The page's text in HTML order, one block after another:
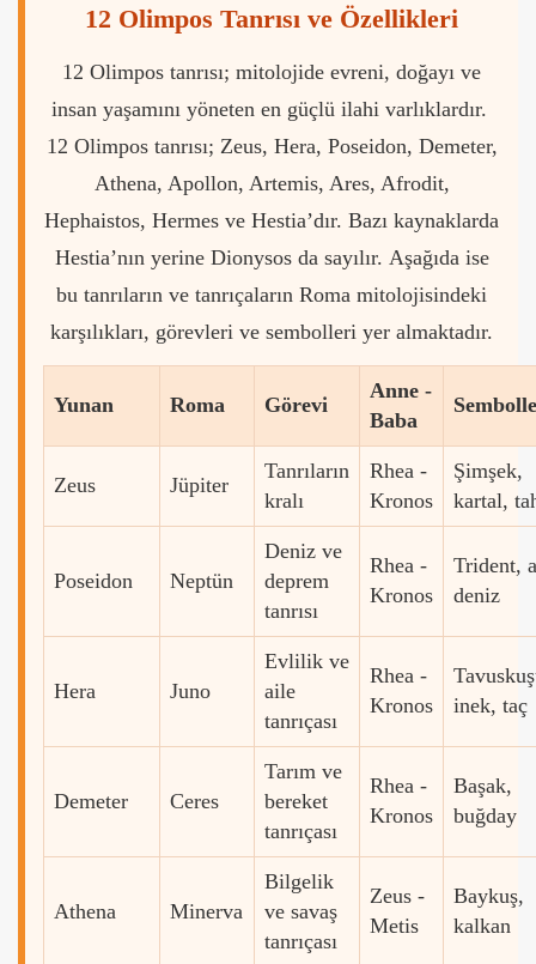
12 Olimpos Tanrısı ve Özellikleri
12 Olimpos tanrısı; mitolojide evreni, doğayı ve
insan yaşamını yöneten en güçlü ilahi varlıklardır.
12 Olimpos tanrısı; Zeus, Hera, Poseidon, Demeter,
Athena, Apollon, Artemis, Ares, Afrodit,
Hephaistos, Hermes ve Hestia’dır. Bazı kaynaklarda
Hestia’nın yerine Dionysos da sayılır. Aşağıda ise
bu tanrıların ve tanrıçaların Roma mitolojisindeki
karşılıkları, görevleri ve sembolleri yer almaktadır.
Yunan Roma Görevi
Anne -
Baba
Zeus Jüpiter
Tanrıların
kralı
Rhea -
Kronos
Şimşek,
kartal,
Poseidon Neptün
Deniz ve
deprem
tanrısı
Rhea -
Kronos
Trident,
deniz
Hera Juno
Evlilik ve
aile
tanrıçası
Rhea -
Kronos
inek, taç
Demeter Ceres
Tarım ve
bereket
tanrıçası
Rhea -
Kronos
Başak,
buğday
Athena Minerva
Bilgelik
ve savaş
tanrıçası
Zeus -
Metis
Baykuş,
kalkan